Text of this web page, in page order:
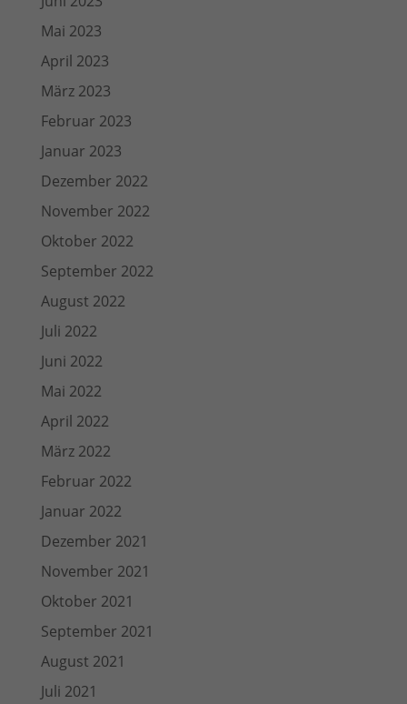
Mai 2023
April 2023
März 2023
Februar 2023
Januar 2023
Dezember 2022
November 2022
Oktober 2022
September 2022
August 2022
Juli 2022
Juni 2022
Mai 2022
April 2022
März 2022
Februar 2022
Januar 2022
Dezember 2021
November 2021
Oktober 2021
September 2021
August 2021
Juli 2021